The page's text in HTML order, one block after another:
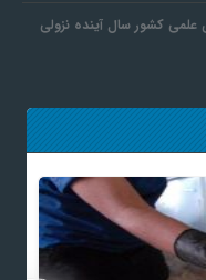
کشور سال آینده نزولی